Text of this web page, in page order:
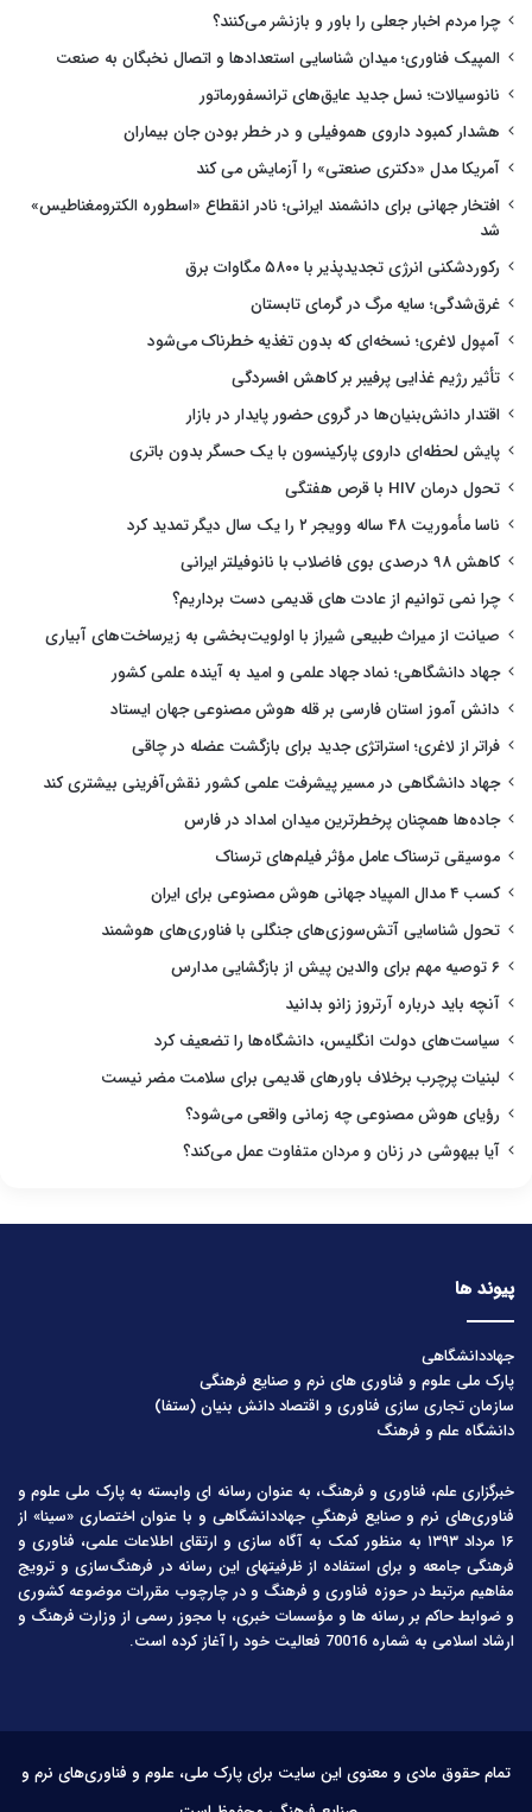
چرا مردم اخبار جعلی را باور و بازنشر می‌کنند؟
المپیک فناوری؛ میدان شناسایی استعدادها و اتصال نخبگان به صنعت
نانوسیالات؛ نسل جدید عایق‌های ترانسفورماتور
هشدار کمبود داروی هموفیلی و در خطر بودن جان بیماران
آمریکا مدل «دکتری صنعتی» را آزمایش می کند
افتخار جهانی برای دانشمند ایرانی؛ نادر انقطاع «اسطوره الکترومغناطیس»
شد
رکوردشکنی انرژی تجدیدپذیر با ۵۸۰۰ مگاوات برق
غرق‌شدگی؛ سایه مرگ در گرمای تابستان
آمپول لاغری؛ نسخه‌ای که بدون تغذیه خطرناک می‌شود
تأثیر رژیم غذایی پرفیبر بر کاهش افسردگی
اقتدار دانش‌بنیان‌ها در گروی حضور پایدار در بازار
پایش لحظه‌ای داروی پارکینسون با یک حسگر بدون باتری
تحول درمان HIV با قرص هفتگی
ناسا مأموریت ۴۸ ساله وویجر ۲ را یک سال دیگر تمدید کرد
کاهش ۹۸ درصدی بوی فاضلاب با نانوفیلتر ایرانی
چرا نمی توانیم از عادت های قدیمی دست برداریم؟
صیانت از میراث طبیعی شیراز با اولویت‌بخشی به زیرساخت‌های آبیاری
جهاد دانشگاهی؛ نماد جهاد علمی و امید به آینده علمی کشور
دانش آموز استان فارسی بر قله هوش مصنوعی جهان ایستاد
فراتر از لاغری؛ استراتژی جدید برای بازگشت عضله در چاقی
جهاد دانشگاهی در مسیر پیشرفت علمی کشور نقش‌آفرینی بیشتری کند
جاده‌ها همچنان پرخطرترین میدان امداد در فارس
موسیقی ترسناک عامل مؤثر فیلم‌های ترسناک
کسب ۴ مدال المپیاد جهانی هوش مصنوعی برای ایران
تحول شناسایی آتش‌سوزی‌های جنگلی با فناوری‌های هوشمند
۶ توصیه مهم برای والدین پیش از بازگشایی مدارس
آنچه باید درباره آرتروز زانو بدانید
سیاست‌های دولت انگلیس، دانشگاه‌ها را تضعیف کرد
لبنیات پرچرب برخلاف باورهای قدیمی برای سلامت مضر نیست
رؤیای هوش مصنوعی چه زمانی واقعی می‌شود؟
آیا بیهوشی در زنان و مردان متفاوت عمل می‌کند؟
پیوند ها
جهاددانشگاهی
پارک ملی علوم و فناوری های نرم و صنایع فرهنگی
سازمان تجاری سازی فناوری و اقتصاد دانش بنیان (ستفا)
دانشگاه علم و فرهنگ
خبرگزاری علم، فناوری و فرهنگ، به عنوان رسانه ای وابسته به پارک ملی علوم و
فناوری‌های نرم و صنایع فرهنگیِ جهاددانشگاهی و با عنوان اختصاری «سینا» از
۱۶ مرداد ۱۳۹۳ به منظور کمک به آگاه سازی و ارتقای اطلاعات علمی، فناوری و
فرهنگی جامعه و برای استفاده از ظرفیتهای این رسانه در فرهنگ‌سازی و ترویج
مفاهیم مرتبط در حوزه فناوری و فرهنگ و در چارچوب مقررات موضوعه کشوری
و ضوابط حاکم بر رسانه ها و مؤسسات خبری، با مجوز رسمی از وزارت فرهنگ و
ارشاد اسلامی به شماره 70016 فعالیت خود را آغاز کرده است.
تمام حقوق مادی و معنوی این سایت برای پارک ملی، علوم و فناوری‌های نرم و